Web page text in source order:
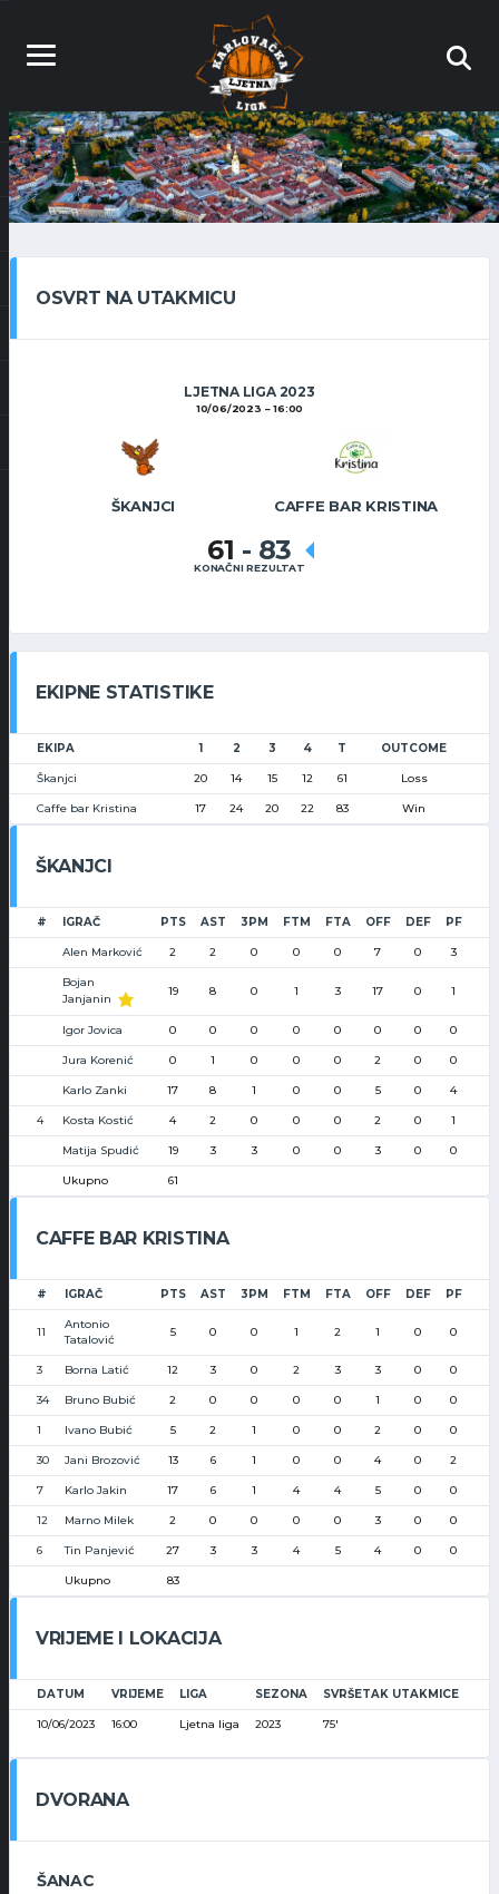
OSVRT NA UTAKMICU
LJETNA LIGA 2023
10/06/2023 16:00
ŠKANJCI CAFFE BAR KRISTINA
61 - 83
KONAČNI REZULTAT
EKIPNE STATISTIKE
EKIPA 1 2 3 4 T OUTCOME
Škanjci 20 14 15 12 61 Loss
Caffe bar Kristina 17 24 20 22 83 Win
ŠKANJCI
# IGRAČ PTS AST 3PM FTM FTA OFF DEF PF
Alen Marković 2 2 0 0 0 7 0 3
Bojan
Janjanin
19 8 0 1 3 17 0 1
Igor Jovica 0 0 0 0 0 0 0 0
Jura Korenić 0 1 0 0 0 2 0 0
Karlo Zanki 17 8 1 0 0 5 0 4
4 Kosta Kostić 4 2 0 0 0 2 0 1
Matija Spudić 19 3 3 0 0 3 0 0
Ukupno 61
CAFFE BAR KRISTINA
# IGRAČ PTS AST 3PM FTM FTA OFF DEF PF
11
Antonio
Tatalović
5 0 0 1 2 1 0 0
3 Borna Latić 12 3 0 2 3 3 0 0
34 Bruno Bubić 2 0 0 0 0 1 0 0
1 Ivano Bubić 5 2 1 0 0 2 0 0
30 Jani Brozović 13 6 1 0 0 4 0 2
7 Karlo Jakin 17 6 1 4 4 5 0 0
12 Marno Milek 2 0 0 0 0 3 0 0
6 Tin Panjević 27 3 3 4 5 4 0 0
Ukupno 83
VRIJEME I LOKACIJA
DATUM VRIJEME LIGA SEZONA SVRŠETAK UTAKMICE
10/06/2023 16:00 Ljetna liga 2023 75'
DVORANA
ŠANAC